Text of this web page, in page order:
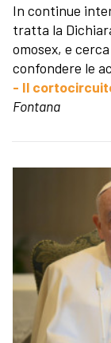
In continue
tratta la
omosex, e
confondere le
- Il
Fontana